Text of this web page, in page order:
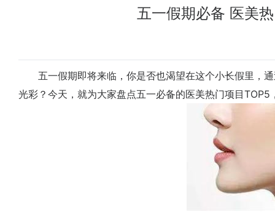
五一假期必备 医美
五一假期即将来临，你是否也渴望在这个小长假里，通
光彩？今天，就为大家盘点五一必备的医美热门项目TOP5